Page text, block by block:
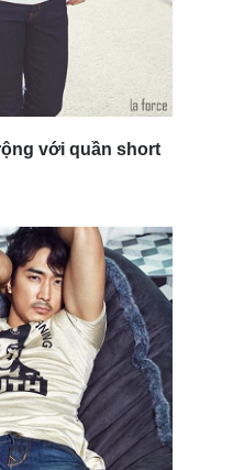
với quần short